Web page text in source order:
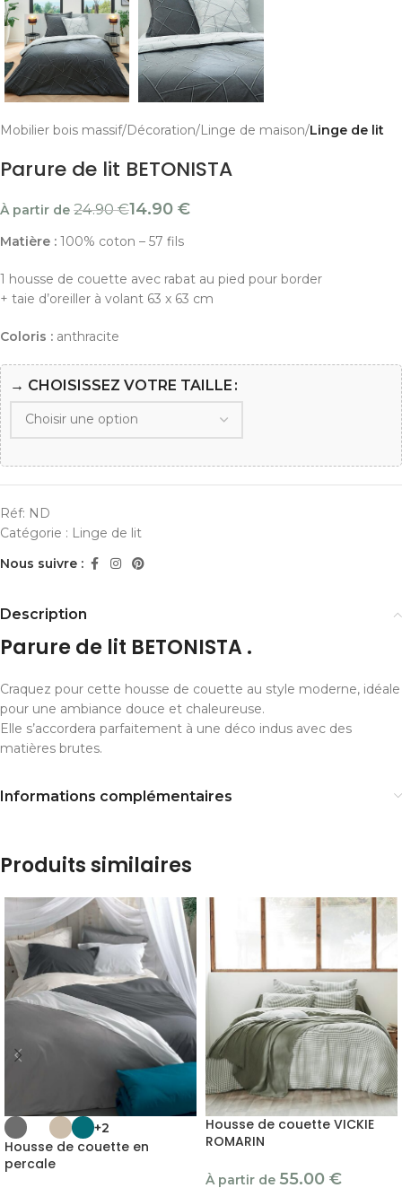
Mobilier bois massif Décoration Linge de maison Linge de lit
Parure de lit BETONISTA
À partir de 24.90€14.90 €
Matière : 100% coton – 57 fils
1 housse de couette avec rabat au pied pour border
+ taie d’oreiller à volant 63 x 63 cm
Coloris : anthracite
→ CHOISISSEZ VOTRE TAILLE
Réf: ND
Catégorie : Linge de lit
Nous suivre :
Description
Parure de lit BETONISTA .
Craquez pour cette housse de couette au style moderne, idéale
pour une ambiance douce et chaleureuse.
Elle s’accordera parfaitement à une déco indus avec des
matières brutes.
Informations complémentaires
Produits similaires
+2
Housse de couette en
percale
Housse de couette VICKIE
ROMARIN
À partir de 55.00 €